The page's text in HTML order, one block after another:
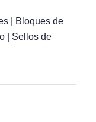
| Bloques de
| Sellos de